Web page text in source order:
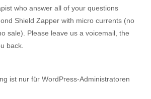
who answer all of your questions
Shield Zapper with micro currents (no
sale). Please leave us a voicemail, the
back.
ist nur für WordPress-Administratoren